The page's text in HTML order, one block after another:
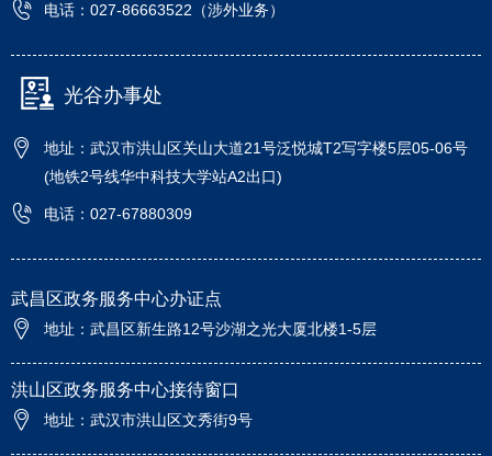
电话：027-86663522（涉外业务）
光谷办事处
地址：武汉市洪山区关山大道21号泛悦城T2写字楼5层05-06号
(地铁2号线华中科技大学站A2出口)
电话：027-67880309
武昌区政务服务中心办证点
地址：武昌区新生路12号沙湖之光大厦北楼1-5层
洪山区政务服务中心接待窗口
地址：武汉市洪山区文秀街9号